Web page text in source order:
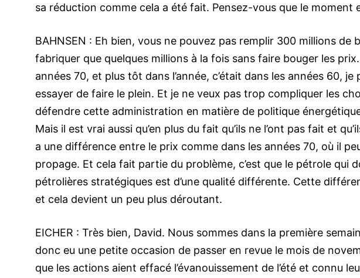
sa réduction comme cela a été fait. Pensez-vous que le moment
BAHNSEN : Eh bien, vous ne pouvez pas remplir 300 millions de
fabriquer que quelques millions à la fois sans faire bouger les
années 70, et plus tôt dans l’année, c’était dans les années 60,
essayer de faire le plein. Et je ne veux pas trop compliquer les
défendre cette administration en matière de politique
Mais il est vrai aussi qu’en plus du fait qu’ils ne l’ont pas fait et
a une différence entre le prix comme dans les années 70, où il
propage. Et cela fait partie du problème, c’est que le pétrole qui
pétrolières stratégiques est d’une qualité différente. Cette
et cela devient un peu plus déroutant.
EICHER : Très bien, David. Nous sommes dans la première
donc eu une petite occasion de passer en revue le mois de
que les actions aient effacé l’évanouissement de l’été et connu